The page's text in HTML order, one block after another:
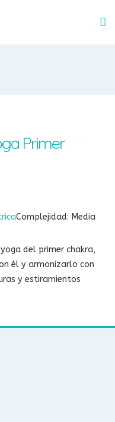
Primer
Complejidad: Media
del primer chakra,
él y armonizarlo con
y estiramientos